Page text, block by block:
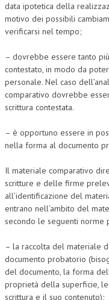
PENALE
ARCHIVIO EVENTI (FINO
CORSI ENTI TERZI
BOLLETTINO
TELEGRAM
DOCUMENTI
MANUALI E
TESI DI LAUREA
MATERIALE DIDATTICO
INVITI E PROMOZIONI
data ipotetica della
motivo dei possibili
verificarsi nel tempo;
– dovrebbe essere tanto
contestato, in modo da
personale. Nel caso
comparativo dovrebbe
scrittura contestata.
– è opportuno essere in
nella forma al documento
Il materiale comparativo
scritture e delle firme
all’identificazione del
entrano nell’ambito del
secondo le seguenti norme
– la raccolta del materiale
documento probatorio
del documento, la forma
proprietà della superficie,
scrittura e il suo contenuto);